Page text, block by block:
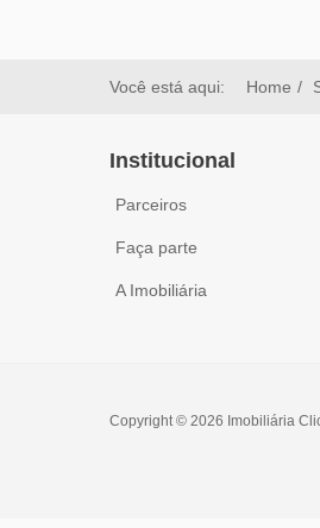
Você está aqui: Home
Institucional
Parceiros
Faça parte
A Imobiliária
Copyright © 2026 Imobiliária